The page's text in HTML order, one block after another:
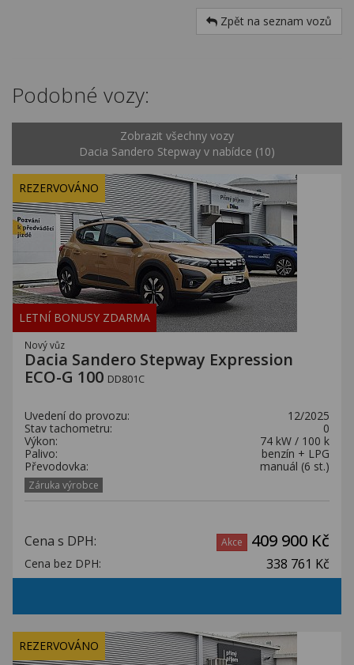
Zpět na seznam vozů
Podobné vozy:
Zobrazit všechny vozy
Dacia Sandero Stepway v nabídce (10)
REZERVOVÁNO
LETNÍ BONUSY ZDARMA
Nový vůz
Dacia Sandero Stepway Expression
ECO-G 100 DD801C
Uvedení do provozu:
12/2025
Stav tachometru:
0
Výkon:
74 kW / 100 k
Palivo:
benzín + LPG
Převodovka:
manuál (6 st.)
Záruka výrobce
Cena s DPH: Akce 409 900 Kč
Cena bez DPH: 338 761 Kč
REZERVOVÁNO